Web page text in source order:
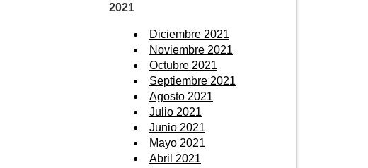
2021
Diciembre 2021
Noviembre 2021
Octubre 2021
Septiembre 2021
Agosto 2021
Julio 2021
Junio 2021
Mayo 2021
Abril 2021